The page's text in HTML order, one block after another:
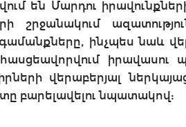
են Մարդու
շրջանակում
ինչպես նաև
վերաբերյալ
բարելավելու նպատակով: